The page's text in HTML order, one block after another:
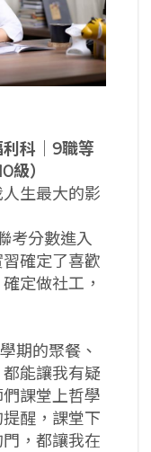
科｜9職等
級）
生最大的影
考分數進入
確定了喜歡
定做社工，
期的聚餐、
能讓我有疑
課堂上哲學
醒，課堂下
，都讓我在